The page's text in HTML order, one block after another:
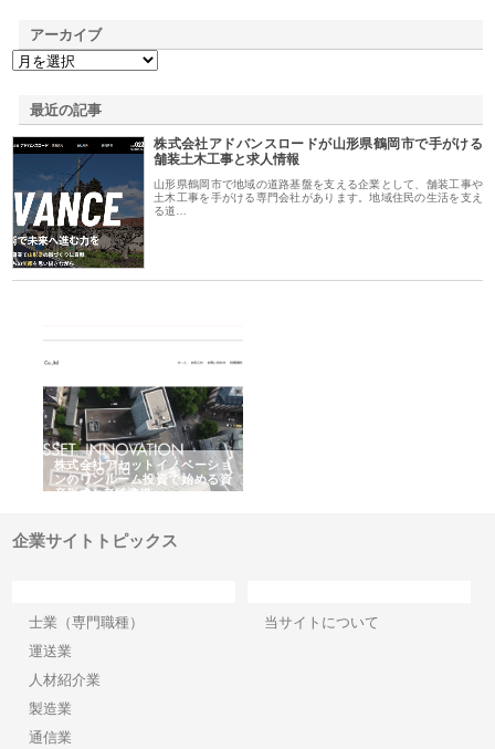
アーカイブ
最近の記事
株式会社アドバンスロードが山形県鶴岡市で手がける
舗装土木工事と求人情報
山形県鶴岡市で地域の道路基盤を支える企業として、舗装工事や
土木工事を手がける専門会社があります。地域住民の生活を支え
る道…
株式会社アセットイノベーショ
ンのワンルーム投資で始める資
産形成と老後準備
企業サイトトピックス
士業（専門職種）
運送業
人材紹介業
製造業
通信業
当サイトについて